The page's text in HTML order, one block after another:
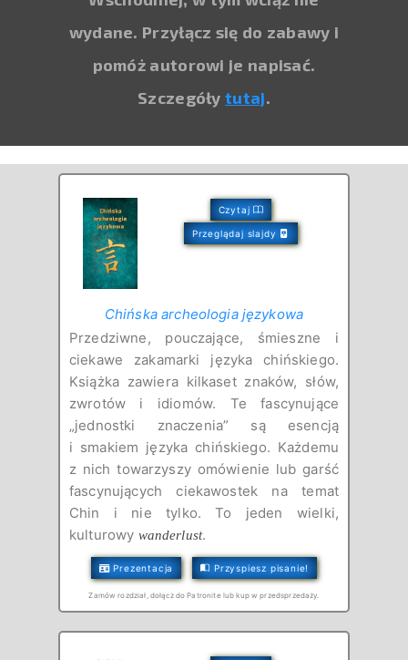
wydane. Przyłącz się do zabawy i
pomóż autorowi je napisać.
Szczegółytutaj.
Czytaj
Przeglądaj slajdy
Chińska archeologia językowa
Przedziwne, pouczające, śmieszne i
ciekawe zakamarki języka chińskiego.
Książka zawiera kilkaset znaków, słów,
zwrotów i idiomów. Te fascynujące
„jednostki znaczenia” są esencją
i smakiem języka chińskiego. Każdemu
z nich towarzyszy omówienie lub garść
fascynujących ciekawostek na temat
Chin i nie tylko. To jeden wielki,
kulturowy wanderlust.
Prezentacja Przyspiesz pisanie!
Zamów rozdział, dołącz do Patronite lub kup w przedsprzedaży.